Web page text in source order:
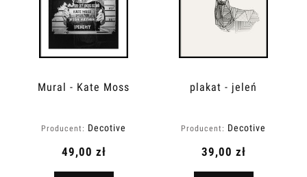
Mural - Kate Moss
Producent: Decotive
49,00 zł
plakat - jeleń
Producent: Decotive
39,00 zł